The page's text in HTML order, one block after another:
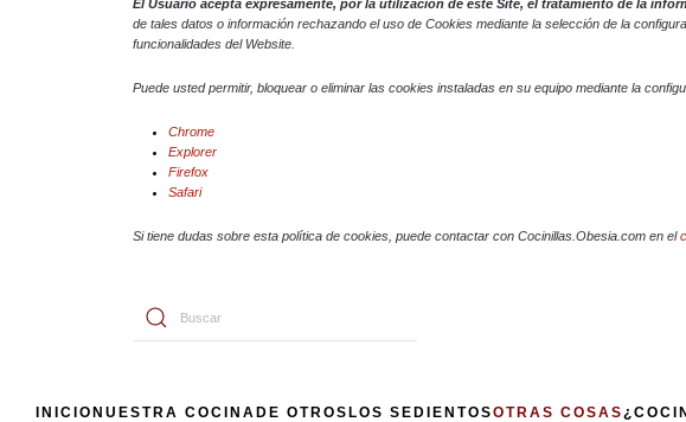
El Usuario acepta expresamente, por la utilización de este Site, el tratamiento de la
de tales datos o información rechazando el uso de Cookies mediante la selección de la
funcionalidades del Website.
Puede usted permitir, bloquear o eliminar las cookies instaladas en su equipo mediante la
Chrome
Explorer
Firefox
Safari
Si tiene dudas sobre esta política de cookies, puede contactar con Cocinillas.Obesia.com en el
INICIONUESTRA COCINA DE OTROSLOS SEDIENTOSOTRAS COSAS